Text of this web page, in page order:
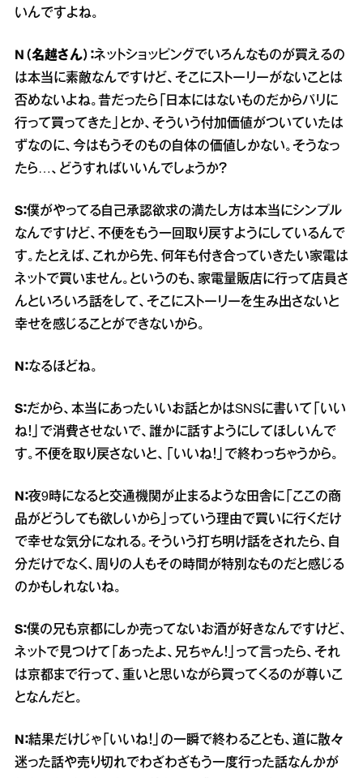
いんですよね。
N（名越さん）：ネットショッピングでいろんなものが買えるの
は本当に素敵なんですけど、そこにストーリーがないことは
否めないよね。昔だったら「日本にはないものだからパリに
行って買ってきた」とか、そういう付加価値がついていたは
ずなのに、今はもうそのもの自体の価値しかない。そうなっ
たら…、どうすればいいんでしょうか？
S：僕がやってる自己承認欲求の満たし方は本当にシンプル
なんですけど、不便をもう一回取り戻すようにしているんで
す。たとえば、これから先、何年も付き合っていきたい家電は
ネットで買いません。というのも、家電量販店に行って店員さ
んといろいろ話をして、そこにストーリーを生み出さないと
幸せを感じることができないから。
N：なるほどね。
S：だから、本当にあったいいお話とかはSNSに書いて「いい
ね！」で消費させないで、誰かに話すようにしてほしいんで
す。不便を取り戻さないと、「いいね！」で終わっちゃうから。
N：夜9時になると交通機関が止まるような田舎に「ここの商
品がどうしても欲しいから」っていう理由で買いに行くだけ
で幸せな気分になれる。そういう打ち明け話をされたら、自
分だけでなく、周りの人もその時間が特別なものだと感じる
のかもしれないね。
S：僕の兄も京都にしか売ってないお酒が好きなんですけど、
ネットで見つけて「あったよ、兄ちゃん！」って言ったら、それ
は京都まで行って、重いと思いながら買ってくるのが尊いこ
となんだと。
N：結果だけじゃ「いいね！」の一瞬で終わることも、道に散々
迷った話や売り切れでわざわざもう一度行った話なんかが